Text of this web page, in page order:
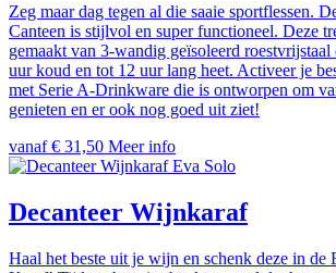
Zeg maar dag tegen al die saaie sportflessen.
Canteen is stijlvol en super functioneel. Deze
gemaakt van 3-wandig geïsoleerd
uur koud en tot 12 uur lang heet. Activeer je
met Serie A-Drinkware die is ontworpen om
genieten en er ook nog goed uit ziet!
vanaf € 31,50 Meer info
Eva Solo
Decanteer Wijnkaraf
Haal het beste uit je wijn en schenk deze in de